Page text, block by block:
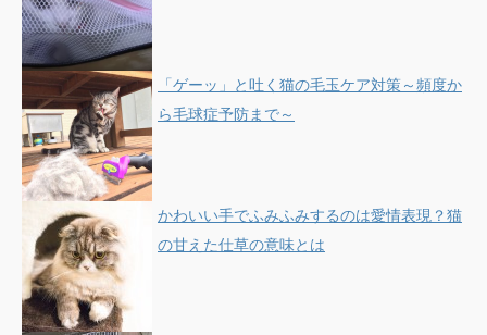
「ゲーッ」と吐く猫の毛玉ケア対策～頻度か
ら毛球症予防まで～
かわいい手でふみふみするのは愛情表現？猫
の甘えた仕草の意味とは